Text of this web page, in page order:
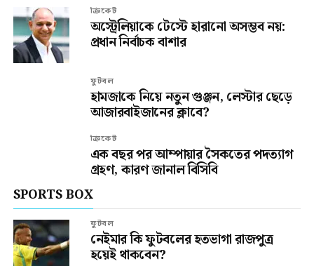
ক্রিকেট
অস্ট্রেলিয়াকে টেস্টে হারানো অসম্ভব নয়:
প্রধান নির্বাচক বাশার
ফুটবল
হামজাকে নিয়ে নতুন গুঞ্জন, লেস্টার ছেড়ে
আজারবাইজানের ক্লাবে?
ক্রিকেট
এক বছর পর আম্পায়ার সৈকতের পদত্যাগ
গ্রহণ, কারণ জানাল বিসিবি
SPORTS BOX
ফুটবল
নেইমার কি ফুটবলের হতভাগা রাজপুত্র
হয়েই থাকবেন?